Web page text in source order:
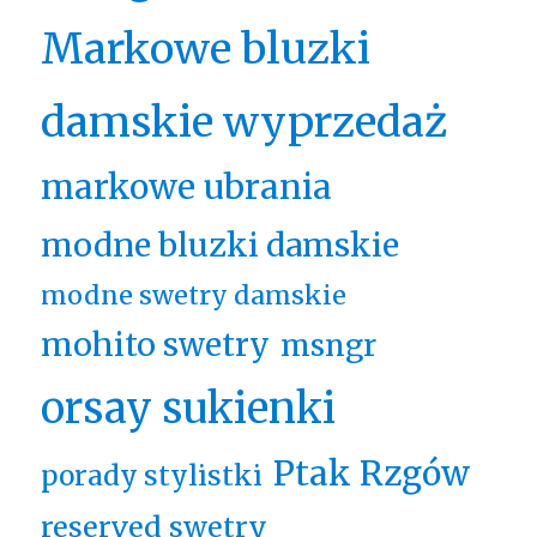
Markowe bluzki
damskie wyprzedaż
markowe ubrania
modne bluzki damskie
modne swetry damskie
mohito swetry msngr
orsay sukienki
porady stylistki Ptak Rzgów
reserved swetry